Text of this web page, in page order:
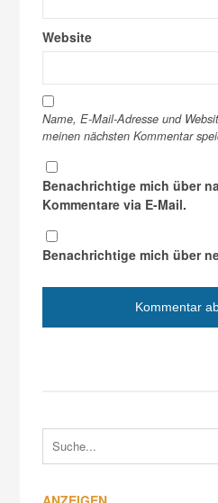
Website
Name, E-Mail-Adresse und
meinen nächsten Kommentar
Benachrichtige mich über
Kommentare via E-Mail.
Benachrichtige mich über